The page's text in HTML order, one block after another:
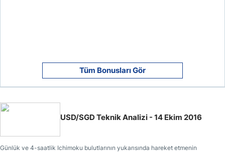
Tüm Bonusları Gör
USD/SGD Teknik Analizi - 14 Ekim 2016
Günlük ve 4-saatlik Ichimoku bulutlarının yukarısında hareket etmenin